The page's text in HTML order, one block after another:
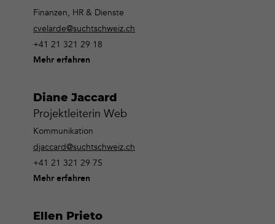
Finanzen, HR & Dienste
cvelarde@suchtschweiz.ch
+41 21 321 29 18
Mehr erfahren
Diane Jaccard
Projektleiterin Web
Kommunikation
djaccard@suchtschweiz.ch
+41 21 321 29 75
Mehr erfahren
Ellen Prieto